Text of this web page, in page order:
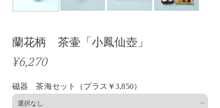
蘭花柄 茶壷「小鳳仙壺」
¥6,270
磁器 茶海セット（プラス￥3,850）